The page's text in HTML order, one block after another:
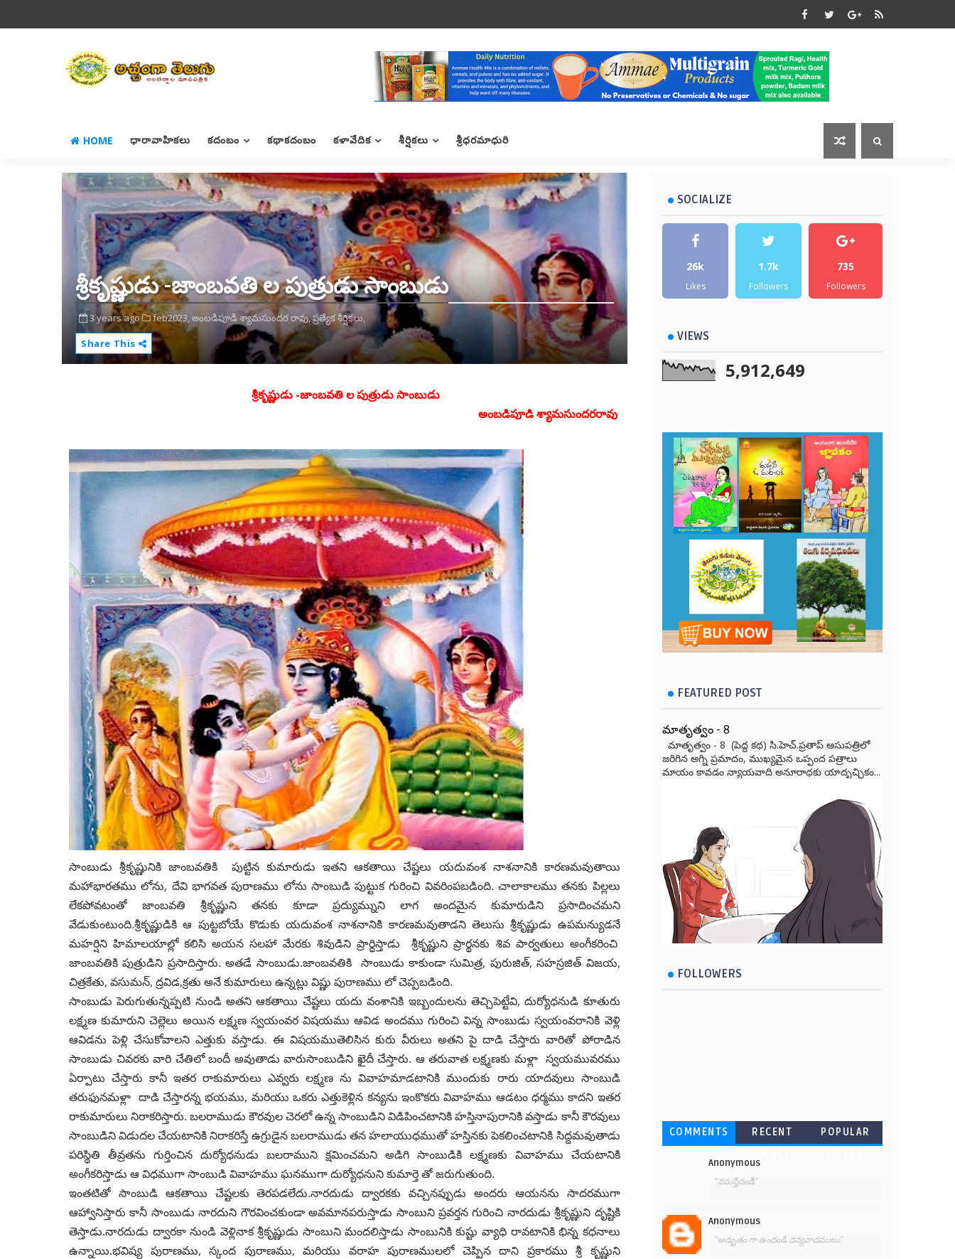
HOME ధారావాహికలు కదంబం కథాకదంబం కళావేదిక శీర్షికలు శ్రీధరమాధురి
శ్రీకృష్ణుడు -జాంబవతి ల పుత్రుడు సాంబుడు
3 years ago feb2023,అంబడిపూడి శ్యామసుందర రావు,ప్రత్యేక శీర్షికలు,
Share This
శ్రీకృష్ణుడు -జాంబవతి ల పుత్రుడు సాంబుడు
అంబడిపూడి శ్యామసుందరరావు
సాంబుడు శ్రీకృష్ణునికి జాంబవతికి పుట్టిన కుమారుడు ఇతని ఆకతాయి చేష్టలు
యదువంశ నాశనానికి కారణమవుతాయి
మహాభారతము లోను, దేవి భాగవత పురాణము లోను సాంబుడి పుట్టుక గురించి వివరింపబడింది. చాలాకాలము తనకు పిల్లలు
లేకపోవటంతో జాంబవతి శ్రీకృష్ణుని తనకు కూడా ప్రద్యుమ్నుని లాగ అందమైన
కుమారుడిని ప్రసాదించమని
వేడుకుంటుంది.శ్రీకృష్ణుడికి ఆ పుట్టబోయే కొడుకు యదువంశ నాశనానికి కారణమవుతాడని తెలుసు శ్రీకృష్ణుడు ఉపమన్యుడనే
మహర్షిని హిమాలయాల్లో కలిసి అయన సలహా మేరకు శివుడిని ప్రార్ధిస్తాడు శ్రీకృష్ణుని ప్రార్థనకు శివ పార్వతులు అంగీకరించి
జాంబవతికి పుత్రుడిని ప్రసాదిస్తారు. అతడే సాంబుడు.జాంబవతికి సాంబుడు కాకుండా సుమిత్ర, పురుజిత్,సహస్రజిత్ విజయ,
చిత్రకేతు, వసుమన్, ద్రవిడ,క్రతు అనే కుమారులు ఉన్నట్లు విష్ణు పురాణము లో చెప్పబడింది.
సాంబుడు పెరుగుతున్నప్పటి నుండి అతని ఆకతాయి చేష్టలు యదు వంశానికి ఇబ్బందులను తెచ్చిపెట్టేవి,దుర్యోధనుడి కూతురు
లక్ష్మణ కుమారుని చెల్లెలు అయిన లక్ష్మణ స్వయంవర విషయము ఆవిడ అందము గురించి విన్న సాంబుడు స్వయంవరానికి వెళ్లి
ఆవిడను పెళ్లి చేసుకోవాలని ఎత్తుకు వస్తాడు. ఈ విషయముతెలిసిన కురు వీరులు అతని పై దాడి చేస్తారు వారితో పోరాడిన
సాంబుడు చివరకు వారి చేతిలో బందీ అవుతాడు వారుసాంబుడిని ఖైదీ చేస్తారు. ఆ తరువాత లక్ష్మణకు మళ్లా స్వయమువరము
ఏర్పాటు చేస్తారు కానీ ఇతర రాకుమారులు
ఎవ్వరు లక్ష్మణ ను వివాహమాడటానికి ముందుకు రారు యాదవులు సాంబుడి
తరుఫునమళ్లా దాడి చేస్తారన్న భయము, మరియు ఒకరు ఎత్తుకెళ్లిన కన్యను ఇంకొకరు వివాహము ఆడటం ధర్మము కాదని ఇతర
రాకుమారులు నిరాకరిస్తారు. బలరాముడు కౌరవుల చెరలో ఉన్న సాంబుడిని విడిపించటానికి హస్తినాపురానికి వస్తాడు కానీ కౌరవులు
సాంబుడిని విడుదల చేయటానికి నిరాకరిస్తే ఉగ్రుడైన బలరాముడు తన హలాయుధముతో హస్తినకు పెకలించటానికి సిద్దమవుతాడు
పరిస్థితి తీవ్రతను
గుర్తించిన దుర్యోధనుడు బలరాముని క్షమించమని అడిగి సాంబుడికి లక్ష్మణకు
వివాహము చేయటానికి
అంగీకరిస్తాడు ఆ విధముగా సాంబుడి వివాహము ఘనముగా దుర్యోధనుని కుమార్తె తో జరుగుతుంది.
ఇంతటితో సాంబుడి ఆకతాయి చేష్టలకు తెరపడలేదు.నారదుడు ద్వారకకు
వచ్చినప్పుడు అందరు ఆయనను సాదరముగా
ఆహ్వానిస్తారు కానీ సాంబుడు నారదుని గౌరవించకుండా అవమానపరుస్తాడు సాంబుని ప్రవర్తన గురించి నారదుడు శ్రీకృష్ణుని దృష్టికి
తెస్తాడు.నారదుడు ద్వారకా నుండి వెళ్లినాక శ్రీకృష్ణుడు సాంబుని మందలిస్తాడు సాంబునికి కుష్టు వ్యాధి రావటానికి భిన్న కధనాలు
ఉన్నాయి.భవిష్య పురాణము,స్కంద పురాణము,మరియు వరాహ
పురాణములలో చెప్పిన దాని ప్రకారము శ్రీ కృష్ణుని
SOCIALIZE
26k
Likes
1.7k
Followers
735
Followers
VIEWS
5,912,649
FEATURED POST
మాతృత్వం - 8
మాతృత్వం - 8 (పెద్ద కథ) సి.హెచ్.ప్రతాప్ ఆసుపత్రిలో
జరిగిన అగ్ని ప్రమాదం, ముఖ్యమైన ఒప్పంద పత్రాలు
మాయం కావడం న్యాయవాది అనూరాధకు యాదృచ్ఛికం...
FOLLOWERS
COMMENTS
RECENT
POPULAR
Anonymous
"నమస్తేనండీ"
Anonymous
"అద్భుతం గా ఉందండి.ధన్యవాదములు"